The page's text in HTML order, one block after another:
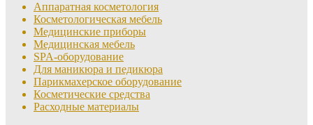
Аппаратная косметология
Косметологическая мебель
Медицинские приборы
Медицинская мебель
SPA-оборудование
Для маникюра и педикюра
Парикмахерское оборудование
Косметические средства
Расходные материалы